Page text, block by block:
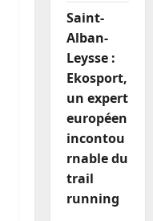
Saint-
Alban-
Leysse :
Ekosport,
un expert
européen
incontou
rnable du
trail
running